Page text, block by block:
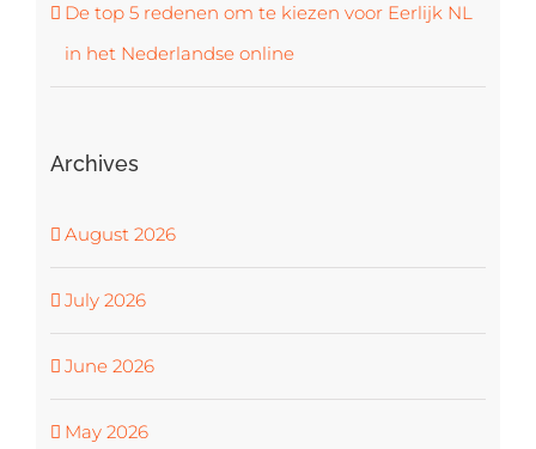
De top 5 redenen om te kiezen voor Eerlijk NL
in het Nederlandse online
Archives
August 2026
July 2026
June 2026
May 2026